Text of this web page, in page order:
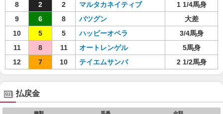
8
2 2 マルタカネイティブ
1 1/4馬身
9
6 8 バツグン
大差
10
5 5 ハッピーオペラ
3/4馬身
11
8 11 オートレンゲル
5馬身
12
7 10 テイエムサンバ 2 1/2馬身
払戻金